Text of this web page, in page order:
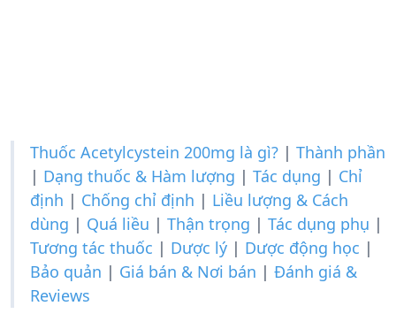
Thuốc Acetylcystein 200mg là gì? | Thành phần
| Dạng thuốc & Hàm lượng | Tác dụng | Chỉ
định | Chống chỉ định | Liều lượng & Cách
dùng | Quá liều | Thận trọng | Tác dụng phụ |
Tương tác thuốc | Dược lý | Dược động học |
Bảo quản | Giá bán & Nơi bán | Đánh giá &
Reviews